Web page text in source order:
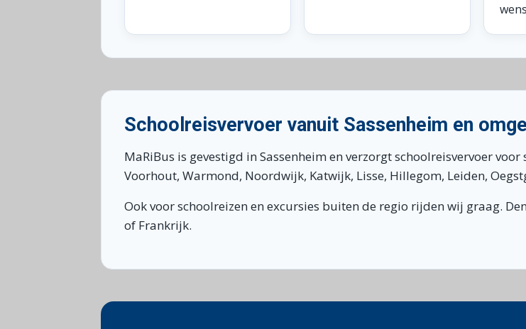
Schoolreisvervoer vanuit Sassenheim en
MaRiBus is gevestigd in Sassenheim en verzorgt schoolreisvervoer
Voorhout, Warmond, Noordwijk, Katwijk, Lisse, Hillegom, Leiden,
Ook voor schoolreizen en excursies buiten de regio rijden wij graag.
of Frankrijk.